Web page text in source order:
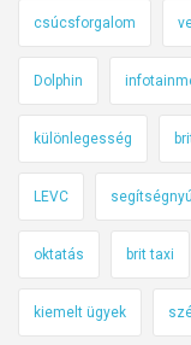
csúcsforgalom
Dolphin
különlegesség
LEVC
oktatás brit taxi
kiemelt ügyek